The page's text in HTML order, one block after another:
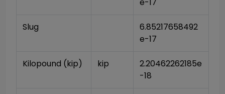
Slug
6.85217658492
e-17
Kilopound (kip) kip
2.20462262185e
-18